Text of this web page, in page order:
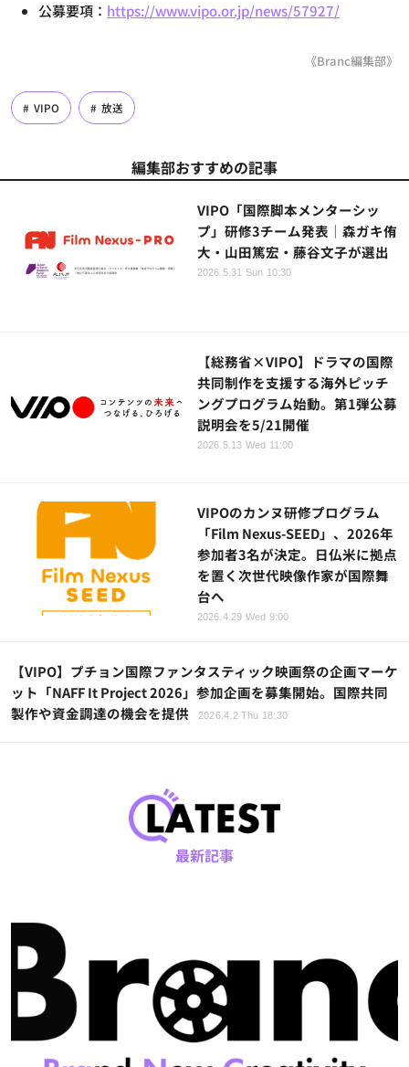
公募要項： https://www.vipo.or.jp/news/57927/
《Branc編集部》
VIPO 放送
編集部おすすめの記事
VIPO「国際脚本メンターシッ
プ」研修3チーム発表｜森ガキ侑
大・山田篤宏・藤谷文子が選出
2026.5.31 Sun 10:30
【総務省×VIPO】ドラマの国際
共同制作を支援する海外ピッチ
ングプログラム始動。第1弾公募
説明会を5/21開催
2026.5.13 Wed 11:00
VIPOのカンヌ研修プログラム
「Film Nexus-SEED」、2026年
参加者3名が決定。日仏米に拠点
を置く次世代映像作家が国際舞
台へ
2026.4.29 Wed 9:00
【VIPO】プチョン国際ファンタスティック映画祭の企画マーケ
ット「NAFF It Project 2026」参加企画を募集開始。国際共同
製作や資金調達の機会を提供
2026.4.2 Thu 18:30
最新記事